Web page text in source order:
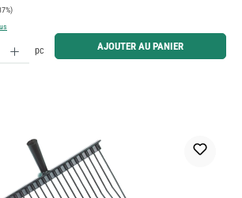
quantité souhaitée ou utilisez les boutons pour augmenter ou
pc AJOUTER AU PANIER